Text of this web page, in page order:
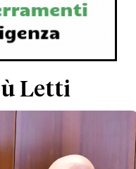
Letti